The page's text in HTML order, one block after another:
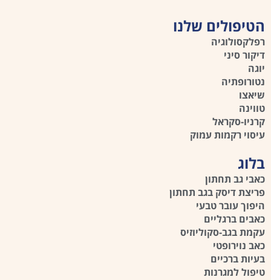
הטיפולים שלנו
רפלקסולוגיה
דיקור סיני
יוגה
נטורופתיה
שיאצו
טווינה
קרניו-סקראל
עיסוי רקמות עמוק
בלוג
כאבי גב תחתון
פריצת דיסק בגב תחתון
היפוך עובר טבעי
כאבים ברגליים
עקמת בגב-סקוליוזיס
כאב נוירופטי
בעיות ברכיים
טיפול למגרנות